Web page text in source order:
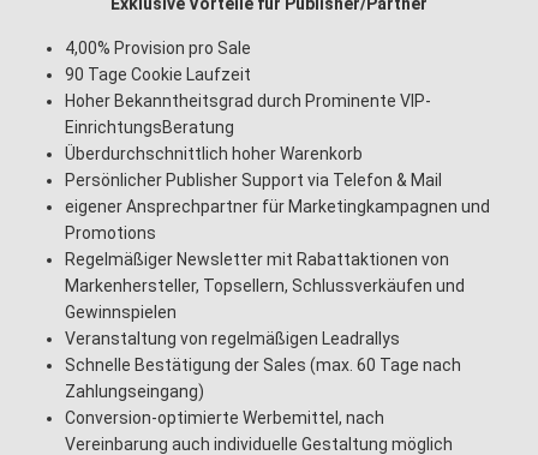
4,00% Provision pro Sale
90 Tage Cookie Laufzeit
Hoher Bekanntheitsgrad durch Prominente VIP-
EinrichtungsBeratung
Überdurchschnittlich hoher Warenkorb
Persönlicher Publisher Support via Telefon & Mail
eigener Ansprechpartner für Marketingkampagnen und
Promotions
Regelmäßiger Newsletter mit Rabattaktionen von
Markenhersteller, Topsellern, Schlussverkäufen und
Gewinnspielen
Veranstaltung von regelmäßigen Leadrallys
Schnelle Bestätigung der Sales (max. 60 Tage nach
Zahlungseingang)
Conversion-optimierte Werbemittel, nach
Vereinbarung auch individuelle Gestaltung möglich